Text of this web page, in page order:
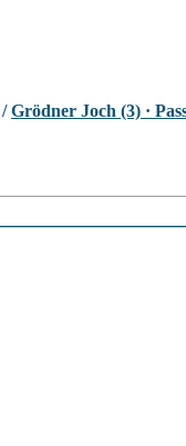
/Grödner Joch (3) ·